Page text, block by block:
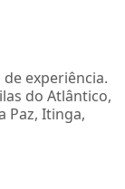
experiência.
do Atlântico,
Paz, Itinga,